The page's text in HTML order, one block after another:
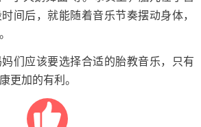
间后，就能随着音乐节奏摆动身体，
们应该要选择合适的胎教音乐，只有
更加的有利。